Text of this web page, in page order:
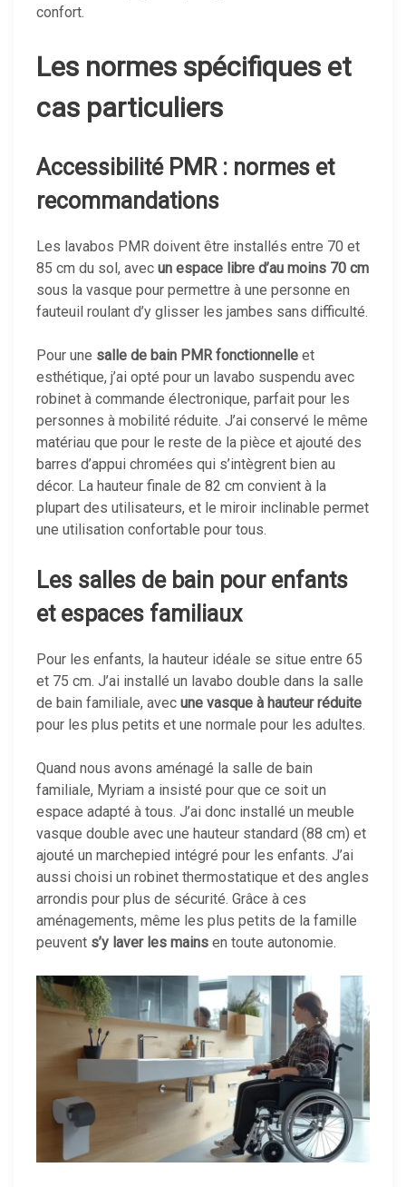
confort.
Les normes spécifiques et
cas particuliers
Accessibilité PMR : normes et
recommandations
Les lavabos PMR doivent être installés entre 70 et
85 cm du sol, avec un espace libre d’au moins 70 cm
sous la vasque pour permettre à une personne en
fauteuil roulant d’y glisser les jambes sans difficulté.
Pour une salle de bain PMR fonctionnelle et
esthétique, j’ai opté pour un lavabo suspendu avec
robinet à commande électronique, parfait pour les
personnes à mobilité réduite. J’ai conservé le même
matériau que pour le reste de la pièce et ajouté des
barres d’appui chromées qui s’intègrent bien au
décor. La hauteur finale de 82 cm convient à la
plupart des utilisateurs, et le miroir inclinable permet
une utilisation confortable pour tous.
Les salles de bain pour enfants
et espaces familiaux
Pour les enfants, la hauteur idéale se situe entre 65
et 75 cm. J’ai installé un lavabo double dans la salle
de bain familiale, avec une vasque à hauteur réduite
pour les plus petits et une normale pour les adultes.
Quand nous avons aménagé la salle de bain
familiale, Myriam a insisté pour que ce soit un
espace adapté à tous. J’ai donc installé un meuble
vasque double avec une hauteur standard (88 cm) et
ajouté un marchepied intégré pour les enfants. J’ai
aussi choisi un robinet thermostatique et des angles
arrondis pour plus de sécurité. Grâce à ces
aménagements, même les plus petits de la famille
peuvent s’y laver les mains en toute autonomie.